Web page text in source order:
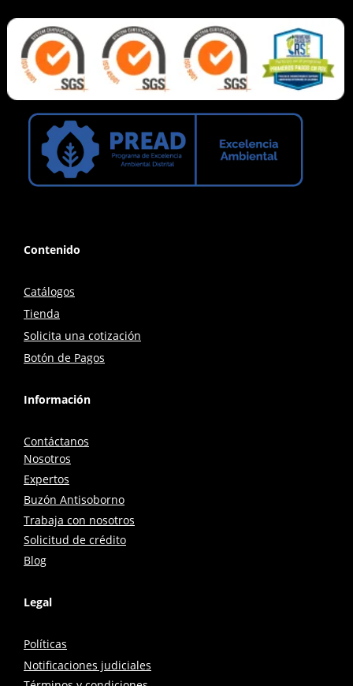
Contenido
Catálogos
Tienda
Solicita una cotización
Botón de Pagos
Información
Contáctanos
Nosotros
Expertos
Buzón Antisoborno
Trabaja con nosotros
Solicitud de crédito
Blog
Legal
Políticas
Notificaciones judiciales